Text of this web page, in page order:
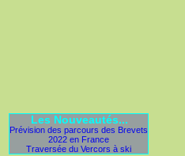
Les Nouveautés...
Prévision des parcours des Brevets
2022 en France
Traversée du Vercors à ski